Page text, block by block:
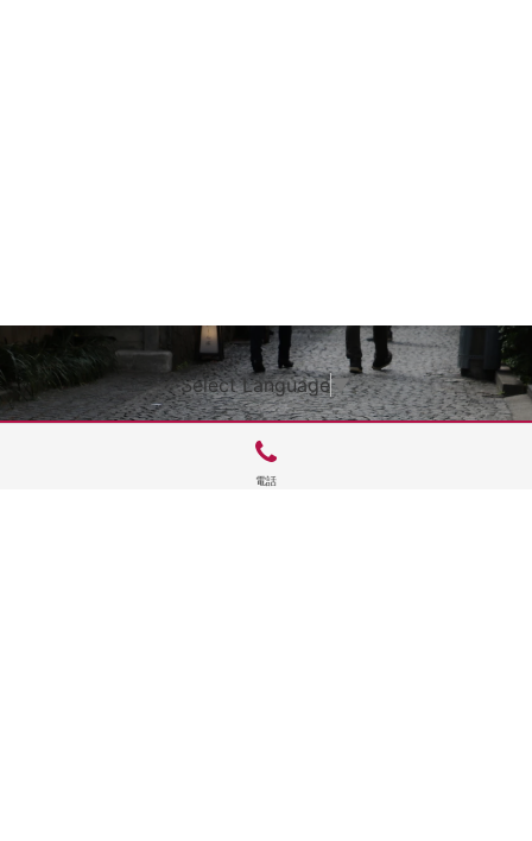
Select Language▼
電話